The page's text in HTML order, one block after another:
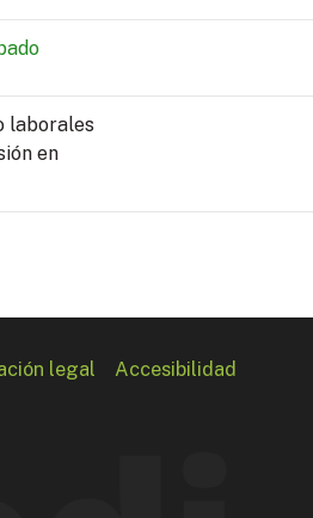
laborales
en
legal Accesibilidad